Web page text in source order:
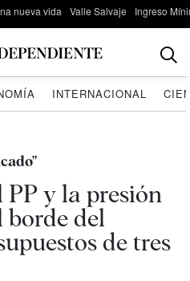
nueva vida Valle Salvaje Ingreso
INTERNACIONAL
PP y la presión
borde del
de tres